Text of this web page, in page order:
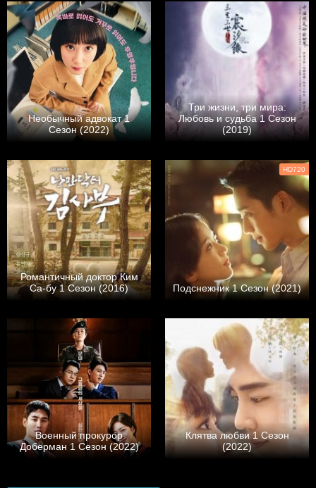
Необычный адвокат 1
Сезон (2022)
Три жизни, три мира:
Любовь и судьба 1 Сезон
(2019)
Романтичный доктор Ким
Са-бу 1 Сезон (2016)
HD720
Подснежник 1 Сезон (2021)
Военный прокурор
Доберман 1 Сезон (2022)
Клятва любви 1 Сезон
(2022)